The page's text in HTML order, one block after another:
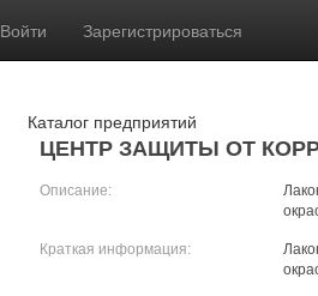
Войти Зарегистрироваться
Каталог предприятий
ЦЕНТР ЗАЩИТЫ ОТ
Описание:
Краткая информация: